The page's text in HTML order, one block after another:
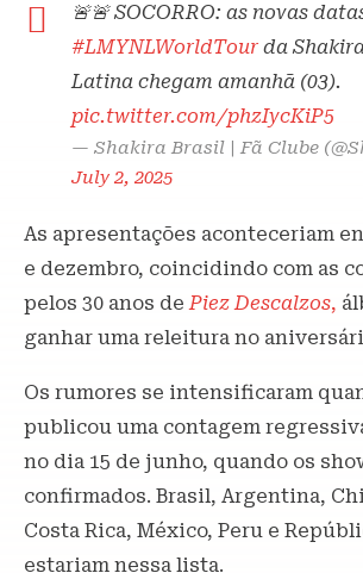
🚨🚨 SOCORRO: as novas
#LMYNLWorldTour da
Latina chegam amanhã (03).
pic.twitter.com/phzIycKiP5
— Shakira Brasil | Fã Clube
July 2, 2025
As apresentações aconteceriam
e dezembro, coincidindo com as
pelos 30 anos de Piez Descalzos,
ganhar uma releitura no
Os rumores se intensificaram
publicou uma contagem
no dia 15 de junho, quando os
confirmados. Brasil, Argentina,
Costa Rica, México, Peru e
estariam nessa lista.